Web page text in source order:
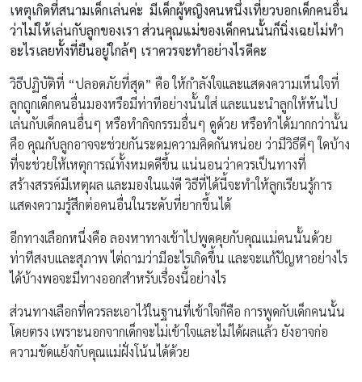
เหตุเกิดที่สนามเด็กเล่นค่ะ มีเด็กผู้หญิงคนหนึ่งเที่ยวบอกเด็กคนอื่น
ว่าไม่ให้เล่นกับลูกของเรา ส่วนคุณแม่ของเด็กคนนั้นก็นิ่งเฉยไม่ทำ
อะไรเลยทั้งที่ยืนอยู่ใกล้ๆ เราควรจะทำอย่างไรดีคะ
วิธีปฏิบัติที่ “ปลอดภัยที่สุด” คือ ให้กำลังใจและแสดงความเห็นใจที่
ลูกถูกเด็กคนอื่นมองหรือมีท่าทีอย่างนั้นใส่ และแนะนำลูกให้หันไป
เล่นกับเด็กคนอื่นๆ หรือทำกิจกรรมอื่นๆ ดูด้วย หรือทำได้มากกว่านั้น
คือ คุณกับลูกอาจจะช่วยกันระดมความคิดกันหน่อย ว่ามีวิธีดีๆ ใดบ้าง
ที่จะช่วยให้เหตุการณ์ทั้งหมดดีขึ้น แน่นอนว่าควรเป็นทางที่
สร้างสรรค์มีเหตุผล และมองในแง่ดี วิธีที่ได้นี้จะทำให้ลูกเรียนรู้การ
แสดงความรู้สึกต่อคนอื่นในระดับที่ยากขึ้นได้
อีกทางเลือกหนึ่งคือ ลองหาทางเข้าไปพูดคุยกับคุณแม่คนนั้นด้วย
ท่าทีสงบและสุภาพ ไต่ถามว่ามีอะไรเกิดขึ้น และจะแก้ปัญหาอย่างไร
ได้บ้างพอจะมีทางออกสำหรับเรื่องนี้อย่างไร
ส่วนทางเลือกที่ควรละเอาไว้ในฐานที่เข้าใจก็คือ การพูดกับเด็กคนนั้น
โดยตรง เพราะนอกจากเด็กจะไม่เข้าใจและไม่ได้ผลแล้ว ยังอาจก่อ
ความขัดแย้งกับคุณแม่ฝั่งโน้นได้ด้วย